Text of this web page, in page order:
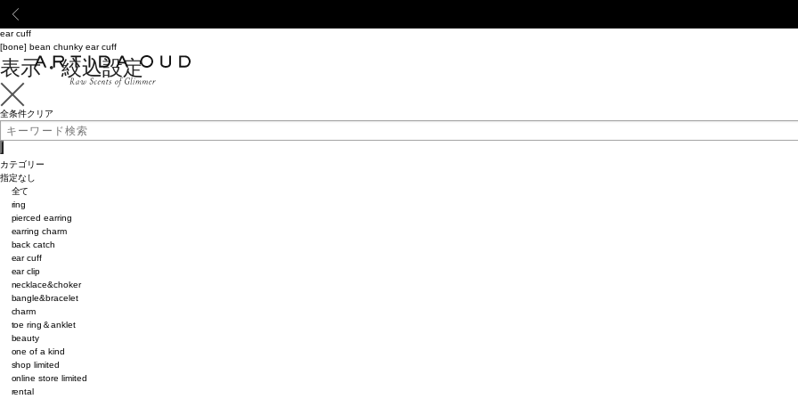
Back
ARTIDA OUD
ear cuff
[bone] bean chunky ear cuff
表示・絞込設定
全条件クリア
カテゴリー
指定なし
全て
ring
pierced earring
earring charm
back catch
ear cuff
ear clip
necklace&choker
bangle&bracelet
charm
toe ring＆anklet
beauty
one of a kind
shop limited
online store limited
rental